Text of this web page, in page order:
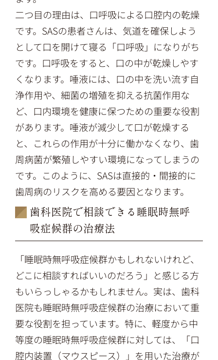
二つ目の理由は、口呼吸による口腔内の乾燥
です。SASの患者さんは、気道を確保しよう
として口を開けて寝る「口呼吸」になりがち
です。口呼吸をすると、口の中が乾燥しやす
くなります。唾液には、口の中を洗い流す自
浄作用や、細菌の増殖を抑える抗菌作用な
ど、口内環境を健康に保つための重要な役割
があります。唾液が減少して口が乾燥する
と、これらの作用が十分に働かなくなり、歯
周病菌が繁殖しやすい環境になってしまうの
です。このように、SASは直接的・間接的に
歯周病のリスクを高める要因となります。
歯科医院で相談できる睡眠時無呼
吸症候群の治療法
「睡眠時無呼吸症候群かもしれないけれど、
どこに相談すればいいのだろう」と感じる方
もいらっしゃるかもしれません。実は、歯科
医院も睡眠時無呼吸症候群の治療において重
要な役割を担っています。特に、軽度から中
等度の睡眠時無呼吸症候群に対しては、「口
腔内装置（マウスピース）」を用いた治療が